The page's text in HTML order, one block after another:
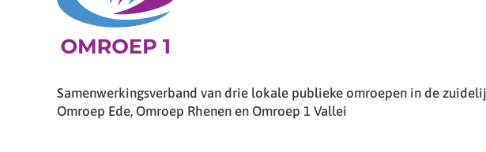
Samenwerkingsverband van drie lokale publieke omroepen in de
Omroep Ede, Omroep Rhenen en Omroep 1 Vallei